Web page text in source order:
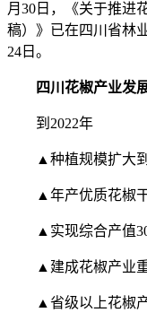
月30日，《关于推进
稿）》已在四川省林
24日。
四川花椒产业发
到2022年
▲种植规模扩大到
▲年产优质花椒干
▲实现综合产值
▲建成花椒产业重
▲省级以上花椒产